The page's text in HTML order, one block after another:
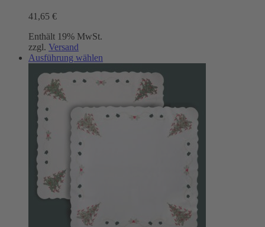
41,65 €
Enthält 19% MwSt.
zzgl. Versand
Ausführung wählen
weist
Varianten
auf.
Die